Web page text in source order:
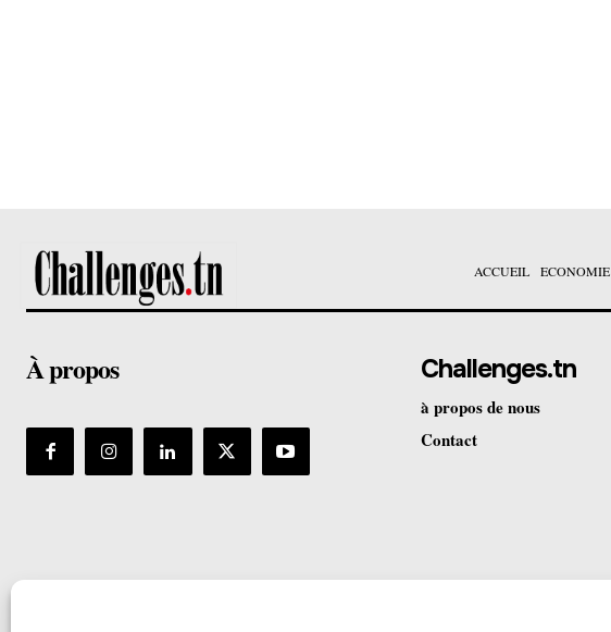
ACCUEIL ECONOMIE
À propos Challenges.tn
à propos de nous
Contact